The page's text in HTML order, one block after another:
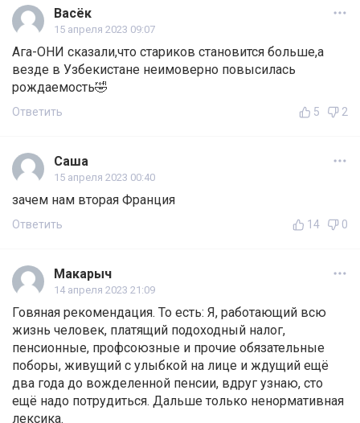
Васёк
15 апреля 2023 09:07
Ага-ОНИ сказали,что стариков становится больше,а
везде в Узбекистане неимоверно повысилась
рождаемость🤣
Ответить 5 2
Саша
15 апреля 2023 00:40
зачем нам вторая Франция
Ответить 14 0
Макарыч
14 апреля 2023 21:09
Говяная рекомендация. То есть: Я, работающий всю
жизнь человек, платящий подоходный налог,
пенсионные, профсоюзные и прочие обязательные
поборы, живущий с улыбкой на лице и ждущий ещё
два года до вожделенной пенсии, вдруг узнаю, сто
ещё надо потрудиться. Дальше только ненормативная
лексика.